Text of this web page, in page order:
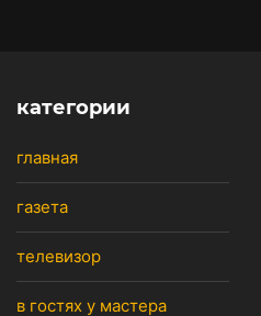
категории
главная
газета
телевизор
в гостях у мастера